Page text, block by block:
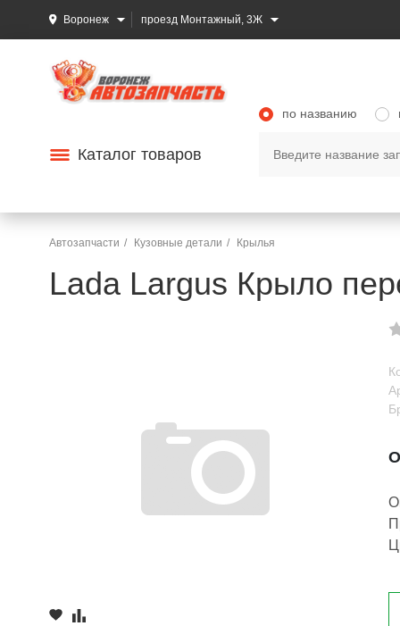
Воронеж проезд Монтажный, 3Ж
Каталог товаров
по названию
Автозапчасти Кузовные детали Крылья
Lada Largus Крыло